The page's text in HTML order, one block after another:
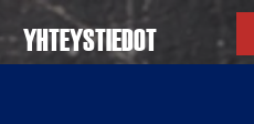
YHTEYSTIEDOT